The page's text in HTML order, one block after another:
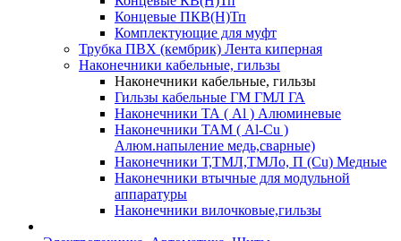
Концевые ПКВ(Н)Тп
Комплектующие для муфт
Трубка ПВХ (кембрик) Лента киперная
Наконечники кабельные, гильзы
Наконечники кабельные, гильзы
Гильзы кабельные ГМ ГМЛ ГА
Наконечники ТА ( Al ) Алюминевые
Наконечники ТАМ ( Al-Cu )
Алюм.напыление медь,сварные)
Наконечники Т,ТМЛ,ТМЛо, П (Cu) Медные
Наконечники втычные для модульной
аппаратуры
Наконечники вилочковые,гильзы